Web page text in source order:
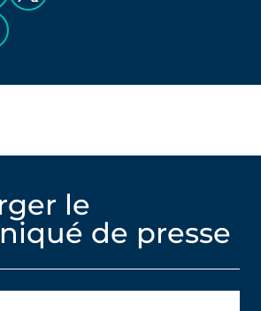
le
de presse